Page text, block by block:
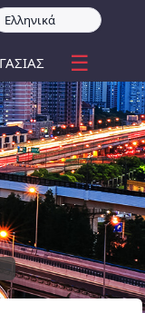
☰